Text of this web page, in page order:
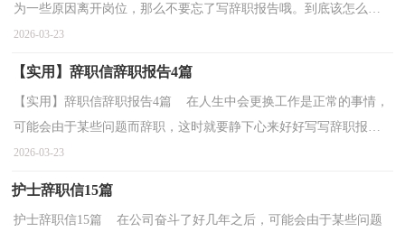
为一些原因离开岗位，那么不要忘了写辞职报告哦。到底该怎么写
辞职报告呢？以下是小编为大家整理的辞职信辞职报告...
2026-03-23
【实用】辞职信辞职报告4篇
【实用】辞职信辞职报告4篇 在人生中会更换工作是正常的事情，
可能会由于某些问题而辞职，这时就要静下心来好好写写辞职报告
了。相信许多人会觉得辞职报告很难写吧，以下是小...
2026-03-23
护士辞职信15篇
护士辞职信15篇 在公司奋斗了好几年之后，可能会由于某些问题